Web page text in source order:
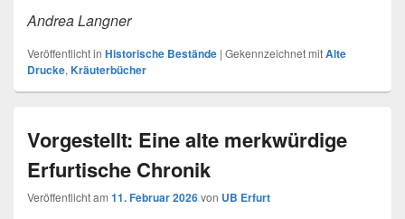
Andrea Langner
Veröffentlicht in Historische Bestände | Gekennzeichnet mitAlte
Drucke, Kräuterbücher
Vorgestellt: Eine alte merkwürdige
Erfurtische Chronik
Veröffentlicht am 11. Februar 2026von UB Erfurt